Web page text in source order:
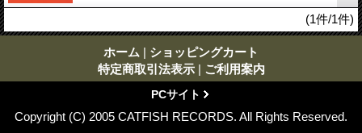
(1件/1件)
ホーム | ショッピングカート
特定商取引法表示 | ご利用案内
PCサイト
Copyright (C) 2005 CATFISH RECORDS. All Rights Reserved.